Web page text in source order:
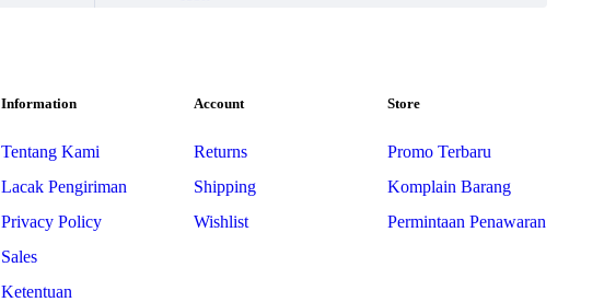
Information
Tentang Kami
Lacak Pengiriman
Privacy Policy
Sales
Ketentuan
Account
Returns
Shipping
Wishlist
Store
Promo Terbaru
Komplain Barang
Permintaan Penawaran